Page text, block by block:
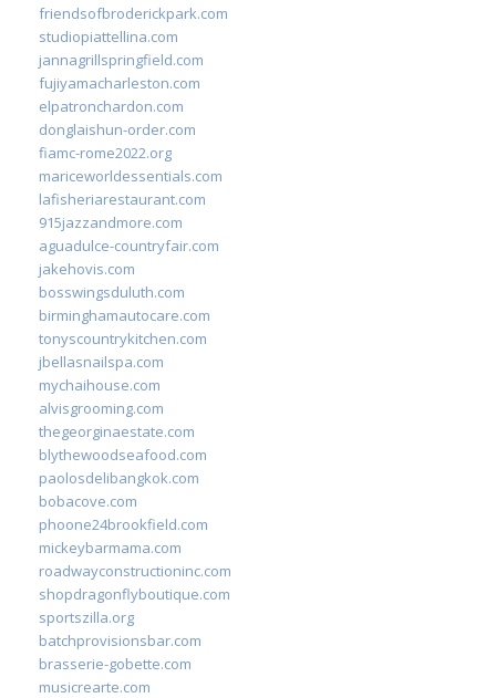
friendsofbroderickpark.com
studiopiattellina.com
jannagrillspringfield.com
fujiyamacharleston.com
elpatronchardon.com
donglaishun-order.com
fiamc-rome2022.org
mariceworldessentials.com
lafisheriarestaurant.com
915jazzandmore.com
aguadulce-countryfair.com
jakehovis.com
bosswingsduluth.com
birminghamautocare.com
tonyscountrykitchen.com
jbellasnailspa.com
mychaihouse.com
alvisgrooming.com
thegeorginaestate.com
blythewoodseafood.com
paolosdelibangkok.com
bobacove.com
phoone24brookfield.com
mickeybarmama.com
roadwayconstructioninc.com
shopdragonflyboutique.com
sportszilla.org
batchprovisionsbar.com
brasserie-gobette.com
musicrearte.com